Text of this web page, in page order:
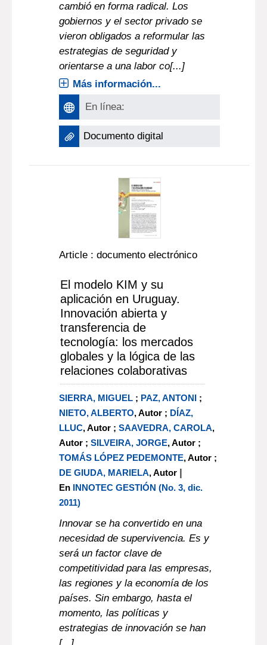
cambió en forma radical. Los
gobiernos y el sector privado se
vieron obligados a reformular las
estrategias de seguridad y
orientarse a una labor co[...]
Más información...
En línea:
Documento digital
Article : documento electrónico
El modelo KIM y su
aplicación en Uruguay.
Innovación abierta y
transferencia de
tecnología: los mercados
globales y la lógica de las
relaciones colaborativas
SIERRA, MIGUEL; PAZ, ANTONI;
NIETO, ALBERTO, Autor ; DÍAZ,
LLUC, Autor ; SAAVEDRA, CAROLA,
Autor ; SILVEIRA, JORGE, Autor ;
TOMÁS LÓPEZ PEDEMONTE, Autor ;
DE GIUDA, MARIELA, Autor |
En INNOTEC GESTIÓN (No. 3, dic.
2011)
Innovar se ha convertido en una
necesidad de supervivencia. Es y
será un factor clave de
competitividad para las empresas,
las regiones y la economía de los
países. Sin embargo, hasta el
momento, las políticas y
estrategias de innovación se han